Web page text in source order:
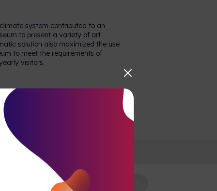
system contributed to an
to present a variety of art
solution also maximized the use
to meet the requirements of
visitors.